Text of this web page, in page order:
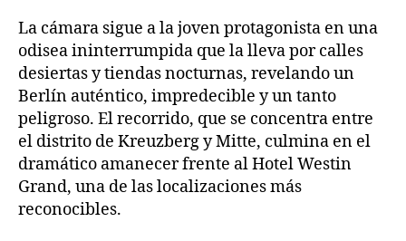
La cámara sigue a la joven protagonista en una
odisea ininterrumpida que la lleva por calles
desiertas y tiendas nocturnas, revelando un
Berlín auténtico, impredecible y un tanto
peligroso. El recorrido, que se concentra entre
el distrito de Kreuzberg y Mitte, culmina en el
dramático amanecer frente al Hotel Westin
Grand, una de las localizaciones más
reconocibles.